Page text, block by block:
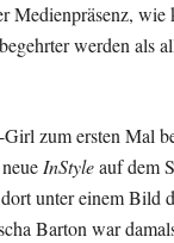
Medienpräsenz, wie
werden als
zum ersten Mal
InStyleauf dem
unter einem Bild
Barton war